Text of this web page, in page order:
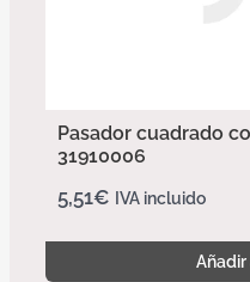
Pasador cuadrado
31910006
5,51€ IVA incluido
Añadir